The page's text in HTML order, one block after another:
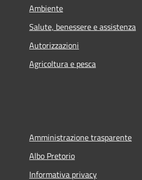
Ambiente
Salute, benessere e assistenza
Autorizzazioni
Agricoltura e pesca
Amministrazione trasparente
Albo Pretorio
Informativa privacy